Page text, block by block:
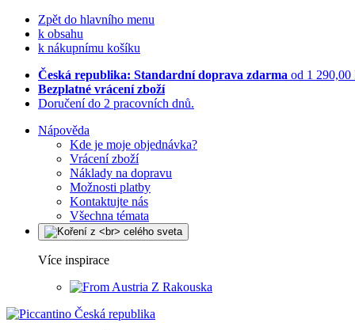
Zpět do hlavního menu
k obsahu
k nákupnímu košíku
Česká republika: Standardní doprava zdarma od 1 290,00
Bezplatné vrácení zboží
Doručení do 2 pracovních dnů.
Nápověda
Kde je moje objednávka?
Vrácení zboží
Náklady na dopravu
Možnosti platby
Kontaktujte nás
Všechna témata
Více inspirace
Z Rakouska